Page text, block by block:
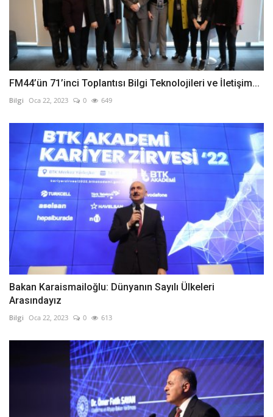
FM44’ün 71’inci Toplantısı Bilgi Teknolojileri ve İletişim...
Bilgi Oca 22, 2023 0 649
Bakan Karaismailoğlu: Dünyanın Sayılı Ülkeleri
Arasındayız
Bilgi Oca 22, 2023 0 613